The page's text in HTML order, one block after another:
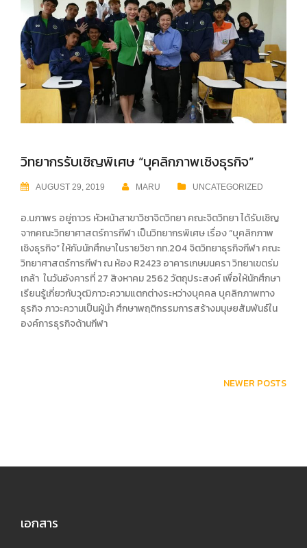
วิทยากรรับเชิญพิเศษ “บุคลิกภาพเชิงธุรกิจ”
AUGUST 29, 2019 MARU UNCATEGORIZED
อ.นภาพร อยู่ถาวร หัวหน้าสาขาวิชาจิตวิทยา คณะจิตวิทยา ได้รับเชิญ
จากคณะวิทยาศาสตร์การกีฬา เป็นวิทยากรพิเศษ เรื่อง “บุคลิกภาพ
เชิงธุรกิจ” ให้กับนักศึกษาในรายวิชา กท.204 จิตวิทยาธุรกิจกีฬา คณะ
วิทยาศาสตร์การกีฬา ณ ห้อง R2423 อาคารเกษมนครา วิทยาเขตร่ม
เกล้า ในวันอังคารที่ 27 สิงหาคม 2562 วัตถุประสงค์ เพื่อให้นักศึกษา
เรียนรู้เกี่ยวกับวุฒิภาวะความแตกต่างระหว่างบุคคล บุคลิกภาพทาง
ธุรกิจ ภาวะความเป็นผู้นำ ศึกษาพฤติกรรมการสร้างมนุษยสัมพันธ์ใน
องค์การธุรกิจด้านกีฬา
NEWER POSTS
เอกสาร